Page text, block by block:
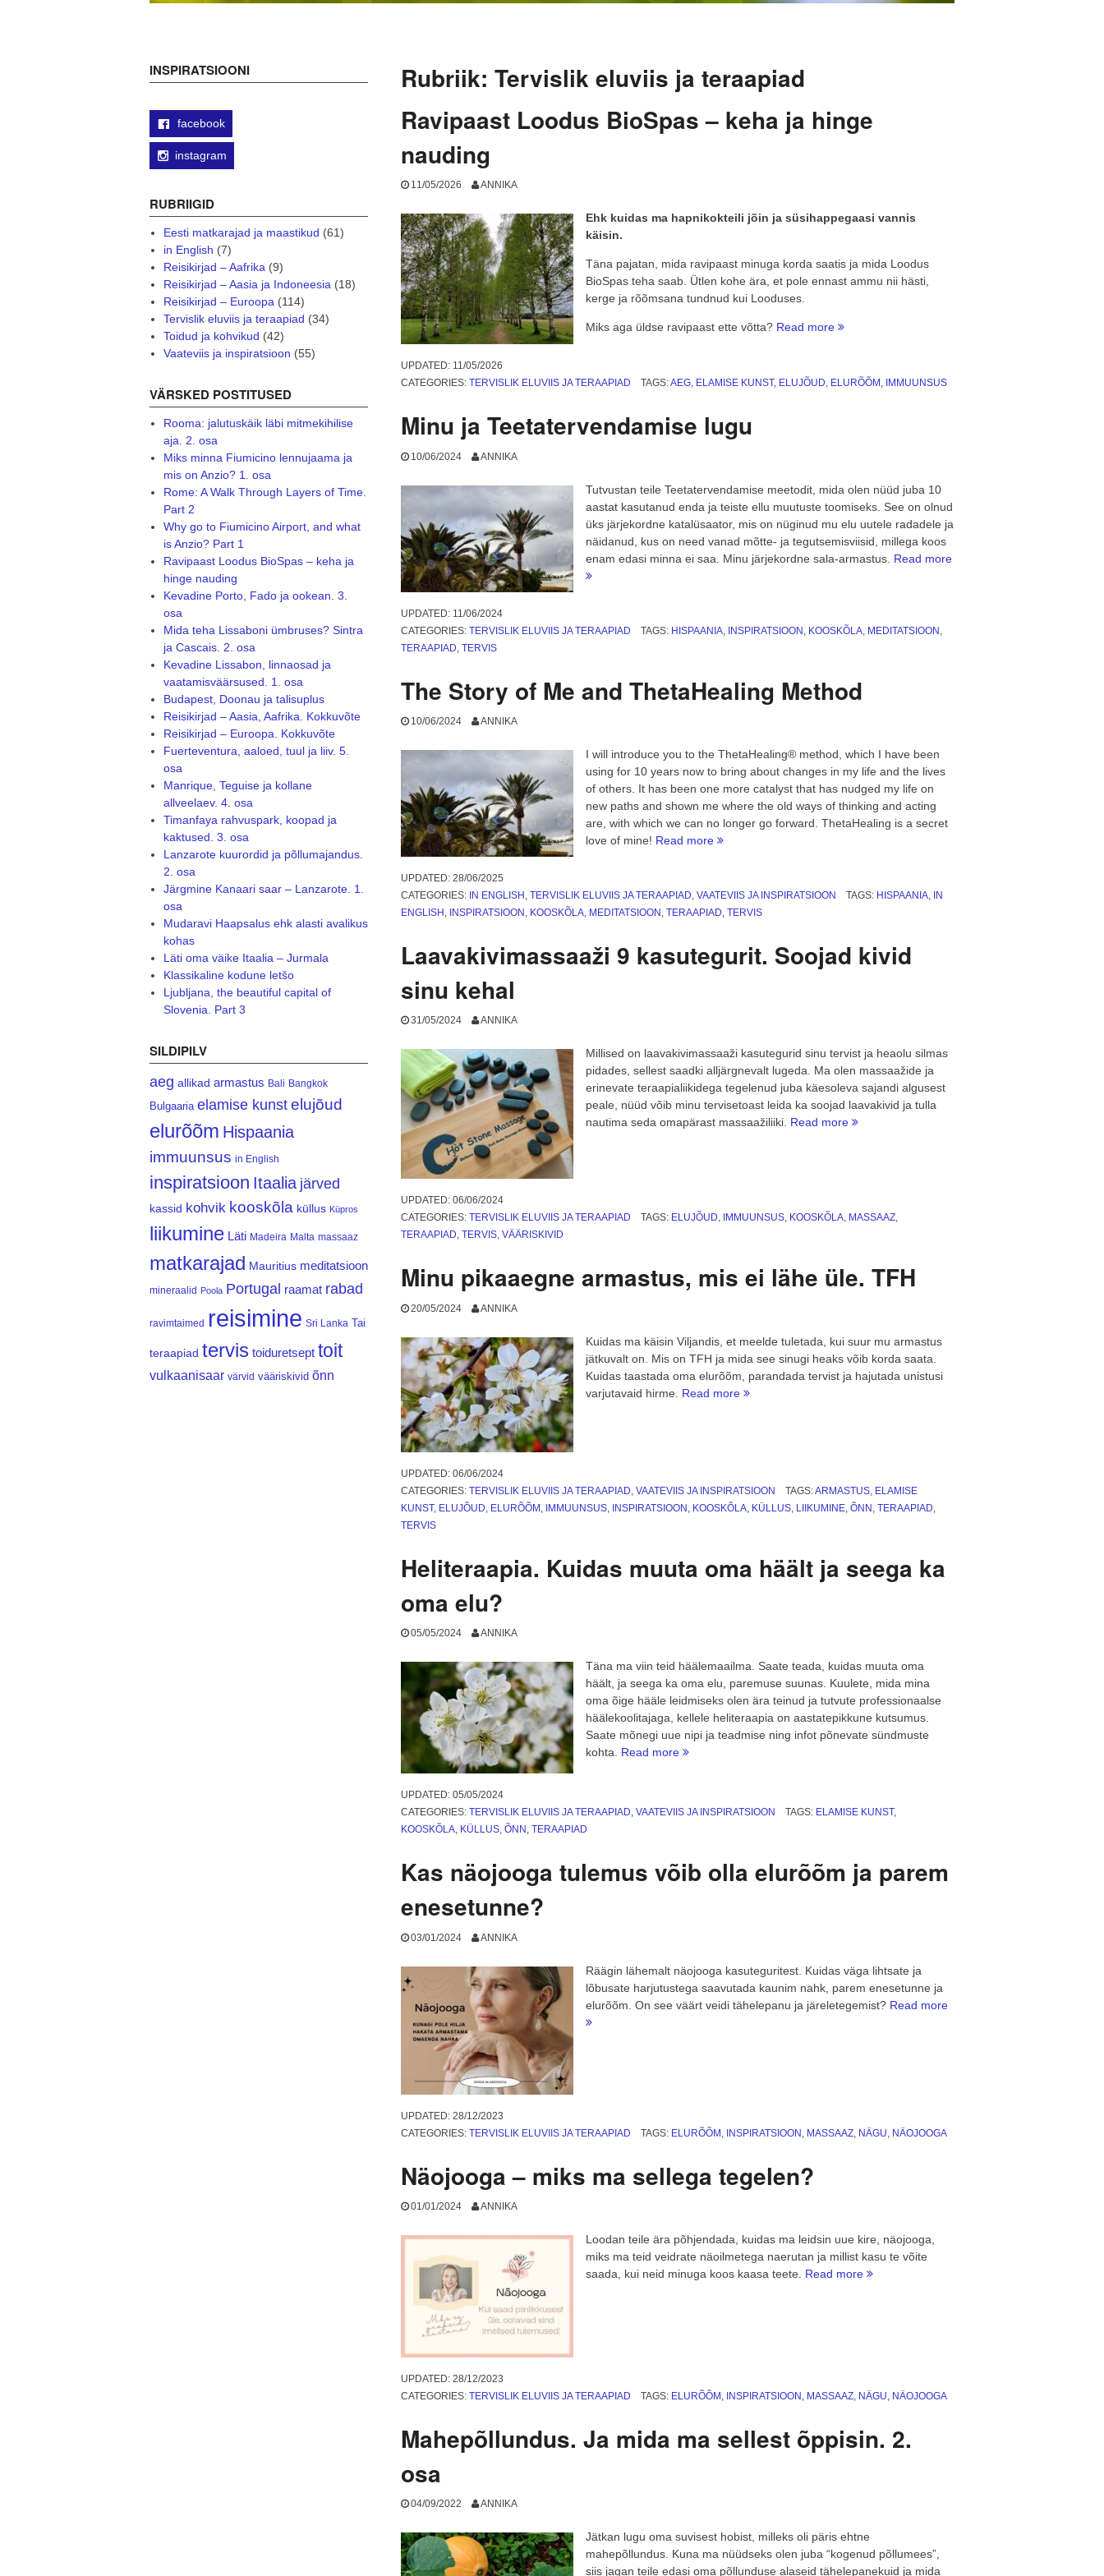
Rubriik: Tervislik eluviis ja teraapiad
Ravipaast Loodus BioSpas – keha ja hinge
nauding
11/05/2026 ANNIKA
Ehk kuidas ma hapnikokteili jõin ja süsihappegaasi vannis
käisin.
Täna pajatan, mida ravipaast minuga korda saatis ja mida Loodus
BioSpas teha saab. Ütlen kohe ära, et pole ennast ammu nii hästi,
kerge ja rõõmsana tundnud kui Looduses.
Miks aga üldse ravipaast ette võtta? Read more “Ravipaast
–
UPDATED: 11/05/2026
CATEGORIES: TERVISLIK ELUVIIS JA TERAAPIAD TAGS:AEG, ELAMISE KUNST, ELUJÕUD, ELURÕÕM , IMMUUNSUS
Minu ja Teetatervendamise lugu
10/06/2024 ANNIKA
Tutvustan teile Teetatervendamise meetodit, mida olen nüüd juba 10
aastat kasutanud enda ja teiste ellu muutuste toomiseks. See on olnud
üks järjekordne katalüsaator, mis on nüginud mu elu uutele radadele ja
näidanud, kus on need vanad mõtte- ja tegutsemisviisid, millega koos
enam edasi minna ei saa. Minu järjekordne sala-armastus. Read more
“Minu
lugu”
UPDATED: 11/06/2024
CATEGORIES: TERVISLIK ELUVIIS JA TERAAPIAD TAGS: HISPAANIA, INSPIRATSIOON KOOSKÕLA, MEDITATSIOON
TERAAPIAD TERVIS
The Story of Me and ThetaHealing Method
10/06/2024 ANNIKA
I will introduce you to the ThetaHealing® method, which I have been
using for 10 years now to bring about changes in my life and the lives
of others. It has been one more catalyst that has nudged my life on
new paths and shown me where the old ways of thinking and acting
are, with which we can no longer go forward. ThetaHealing is a secret
love of mine! Read more “The
Me
and
UPDATED: 28/06/2025
CATEGORIES: IN ENGLISH , TERVISLIK ELUVIIS JA TERAAPIAD, VAATEVIIS JA INSPIRATSIOON TAGS: HISPAANIA, IN
ENGLISH , INSPIRATSIOON , KOOSKÕLA, MEDITATSIOON , TERAAPIAD, TERVIS
Laavakivimassaaži 9 kasutegurit. Soojad kivid
sinu kehal
31/05/2024 ANNIKA
Millised on laavakivimassaaži kasutegurid sinu tervist ja heaolu silmas
pidades, sellest saadki alljärgnevalt lugeda. Ma olen massaažide ja
erinevate teraapialiikidega tegelenud juba käesoleva sajandi algusest
peale, nüüd võib minu tervisetoast leida ka soojad laavakivid ja tulla
nautima seda omapärast massaažiliiki. Read more “Laavakivimassaaži
kehal”
UPDATED: 06/06/2024
CATEGORIES: TERVISLIK ELUVIIS JA TERAAPIAD TAGS: ELUJÕUD, IMMUUNSUS, KOOSKÕLA, MASSAAZ,
TERAAPIAD, TERVIS, VÄÄRISKIVID
Minu pikaaegne armastus, mis ei lähe üle. TFH
20/05/2024 ANNIKA
Kuidas ma käisin Viljandis, et meelde tuletada, kui suur mu armastus
jätkuvalt on. Mis on TFH ja mida see sinugi heaks võib korda saata.
Kuidas taastada oma elurõõm, parandada tervist ja hajutada unistusi
varjutavaid hirme. Read more “Minu
üle.
TFH”
UPDATED: 06/06/2024
CATEGORIES: TERVISLIK ELUVIIS JA TERAAPIAD VAATEVIIS JA INSPIRATSIOON TAGS:ARMASTUS, ELAMISE
KUNST, ELUJÕUD ELURÕÕM IMMUUNSUS INSPIRATSIOON KOOSKÕLA KÜLLUS LIIKUMINE ÕNN TERAAPIAD
TERVIS
Heliteraapia. Kuidas muuta oma häält ja seega ka
oma elu?
05/05/2024 ANNIKA
Täna ma viin teid häälemaailma. Saate teada, kuidas muuta oma
häält, ja seega ka oma elu, paremuse suunas. Kuulete, mida mina
oma õige hääle leidmiseks olen ära teinud ja tutvute professionaalse
häälekoolitajaga, kellele heliteraapia on aastatepikkune kutsumus.
Saate mõnegi uue nipi ja teadmise ning infot põnevate sündmuste
kohta. Read more “Heliteraapia.
ka
UPDATED: 05/05/2024
CATEGORIES: TERVISLIK ELUVIIS JA TERAAPIAD, VAATEVIIS JA INSPIRATSIOON TAGS: ELAMISE KUNST,
KOOSKÕLA, KÜLLUS, ÕNN , TERAAPIAD
Kas näojooga tulemus võib olla elurõõm ja parem
enesetunne?
03/01/2024 ANNIKA
Räägin lähemalt näojooga kasuteguritest. Kuidas väga lihtsate ja
lõbusate harjutustega saavutada kaunim nahk, parem enesetunne ja
elurõõm. On see väärt veidi tähelepanu ja järeletegemist? Read more“Kas
UPDATED: 28/12/2023
CATEGORIES: TERVISLIK ELUVIIS JA TERAAPIAD TAGS: ELURÕÕM INSPIRATSIOON MASSAAZ, NÄGU NÄOJOOGA
Näojooga – miks ma sellega tegelen?
01/01/2024 ANNIKA
Loodan teile ära põhjendada, kuidas ma leidsin uue kire, näojooga,
miks ma teid veidrate näoilmetega naerutan ja millist kasu te võite
saada, kui neid minuga koos kaasa teete. Read more “Näojooga
UPDATED: 28/12/2023
CATEGORIES: TERVISLIK ELUVIIS JA TERAAPIAD TAGS: ELURÕÕM , INSPIRATSIOON , MASSAAZ, NÄGU, NÄOJOOGA
Mahepõllundus. Ja mida ma sellest õppisin. 2.
osa
04/09/2022 ANNIKA
Jätkan lugu oma suvisest hobist, milleks oli päris ehtne
mahepõllundus. Kuna ma nüüdseks olen juba “kogenud põllumees”,
siis jagan teile edasi oma põllunduse alaseid tähelepanekuid ja mida
INSPIRATSIOONI
facebook
instagram
RUBRIIGID
Eesti matkarajad ja maastikud (61)
in English (7)
Reisikirjad – Aafrika(9)
Reisikirjad – Aasia ja Indoneesia(18)
Reisikirjad – Euroopa(114)
Tervislik eluviis ja teraapiad (34)
Toidud ja kohvikud (42)
Vaateviis ja inspiratsioon (55)
VÄRSKED POSTITUSED
Rooma: jalutuskäik läbi mitmekihilise
aja. 2. osa
Miks minna Fiumicino lennujaama ja
mis on Anzio? 1. osa
Rome: A Walk Through Layers of Time.
Part 2
Why go to Fiumicino Airport, and what
is Anzio? Part 1
Ravipaast Loodus BioSpas – keha ja
hinge nauding
Kevadine Porto, Fado ja ookean. 3.
osa
Mida teha Lissaboni ümbruses? Sintra
ja Cascais. 2. osa
Kevadine Lissabon, linnaosad ja
vaatamisväärsused. 1. osa
Budapest, Doonau ja talisuplus
Reisikirjad – Aasia, Aafrika. Kokkuvõte
Reisikirjad – Euroopa. Kokkuvõte
Fuerteventura, aaloed, tuul ja liiv. 5.
osa
Manrique, Teguise ja kollane
allveelaev. 4. osa
Timanfaya rahvuspark, koopad ja
kaktused. 3. osa
Lanzarote kuurordid ja põllumajandus.
2. osa
Järgmine Kanaari saar – Lanzarote. 1.
osa
Mudaravi Haapsalus ehk alasti avalikus
kohas
Läti oma väike Itaalia – Jurmala
Klassikaline kodune letšo
Ljubljana, the beautiful capital of
Slovenia. Part 3
SILDIPILV
aeg allikad armastus Bali Bangkok
Bulgaaria elamise kunst elujõud
elurõõm Hispaania
immuunsus in English
inspiratsioon Itaalia järved
kassid kohvik kooskõla küllus Küpros
liikumine Läti Madeira Malta massaaz
matkarajad Mauritius meditatsioon
mineraalid Poola Portugal raamat rabad
ravimtaimed reisimine Sri Lanka Tai
teraapiad tervis toiduretsept toit
vulkaanisaar värvid vääriskivid õnn